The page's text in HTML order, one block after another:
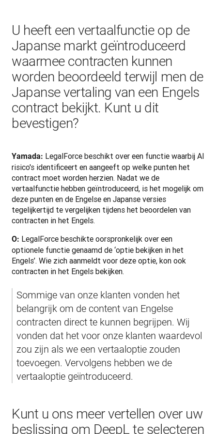
U heeft een vertaalfunctie op de
Japanse markt geïntroduceerd
waarmee contracten kunnen
worden beoordeeld terwijl men de
Japanse vertaling van een Engels
contract bekijkt. Kunt u dit
bevestigen?
Yamada: LegalForce beschikt over een functie waarbij AI
risico's identificeert en aangeeft op welke punten het
contract moet worden herzien. Nadat we de
vertaalfunctie hebben geïntroduceerd, is het mogelijk om
deze punten en de Engelse en Japanse versies
tegelijkertijd te vergelijken tijdens het beoordelen van
contracten in het Engels.
O: LegalForce beschikte oorspronkelijk over een
optionele functie genaamd de ‘optie bekijken in het
Engels’. Wie zich aanmeldt voor deze optie, kon ook
contracten in het Engels bekijken.
Sommige van onze klanten vonden het
belangrijk om de content van Engelse
contracten direct te kunnen begrijpen. Wij
vonden dat het voor onze klanten waardevol
zou zijn als we een vertaaloptie zouden
toevoegen. Vervolgens hebben we de
vertaaloptie geïntroduceerd.
Kunt u ons meer vertellen over uw
beslissing om DeepL te selecteren